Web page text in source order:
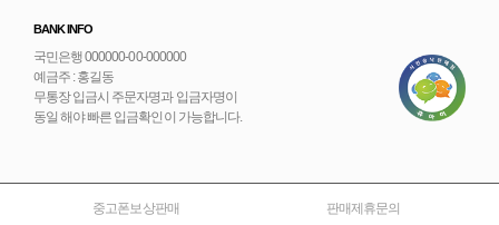
BANK INFO
국민은행 000000-00-000000
예금주 : 홍길동
무통장 입금시 주문자명과 입금자명이
동일 해야 빠른 입금확인이 가능합니다.
중고폰보상판매
판매제휴문의